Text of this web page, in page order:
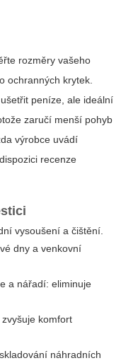
rozměry vašeho
ochranných krytek.
peníze, ale ideální
zaručí menší pohyb
výrobce uvádí
recenze
vysoušení a čištění.
dny a venkovní
a nářadí: eliminuje
komfort
náhradních